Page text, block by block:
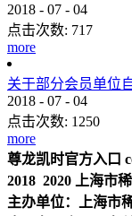
2018 - 07 - 04
点击次数: 717
more
关于部分会员单位
2018 - 07 - 04
点击次数: 1250
more
尊龙凯时官方入口
2018 2020 上海市
主办单位：上海市